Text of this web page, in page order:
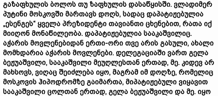
გაზაფხულის ბოლოს თუ ზაფხულის დასაწყისში. ვლადიმერ
პუტინი მოსკოვში მართავს დოღს, სადაც დაპატიჟებულია
„ესენგეს“ ყველა პრეზიდენტი თავიანთი ცხენებით, რათა იქ
მიიღონ მონაწილეობა. დაპატიჟებულია სააკაშვილიც.
აჭარის მოვლენებიდან ერთი-ორი თვე არის გასული, ახალი
მომხდარია აჭარის მოვლენები. დელეგაციაში ვართ გელა
ბეჟუაშვილი, სააკაშვილი მეუღლესთან ერთად, მე. კიდევ არ
მახსოვს, ვიღაც შეიძლება იყო, მაგრამ იმ დოღზე, რომელიც
მოსკოვის ჰიპოდრომზე გაიმართა, მიპატიჟებული ვიყავით
სააკაშვილი ცოლთან ერთად, გელა ბეჟუაშვილი და მე. იყო